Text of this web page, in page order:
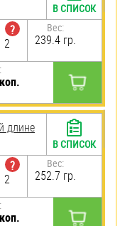
?
2
Вес:
239.4 гр.
В СПИСОК
длине
?
2
Вес:
252.7 гр.
В СПИСОК